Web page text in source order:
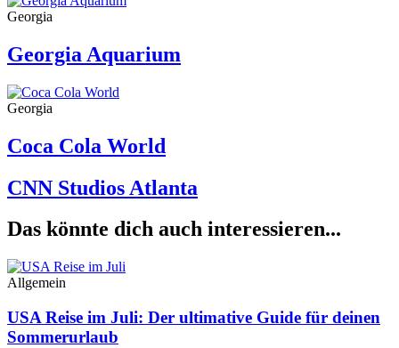
Georgia
Georgia Aquarium
Georgia
Coca Cola World
CNN Studios Atlanta
Das könnte dich auch interessieren...
Allgemein
USA Reise im Juli: Der ultimative Guide für deinen
Sommerurlaub